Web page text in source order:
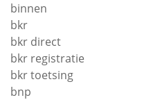
binnen
bkr
bkr direct
bkr registratie
bkr toetsing
bnp